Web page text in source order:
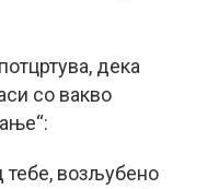
дека
со вакво
возљубено